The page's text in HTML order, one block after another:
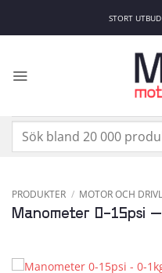
STORT
Sök
PRODUKTER / MOTOR OCH
Manometer 0-15psi